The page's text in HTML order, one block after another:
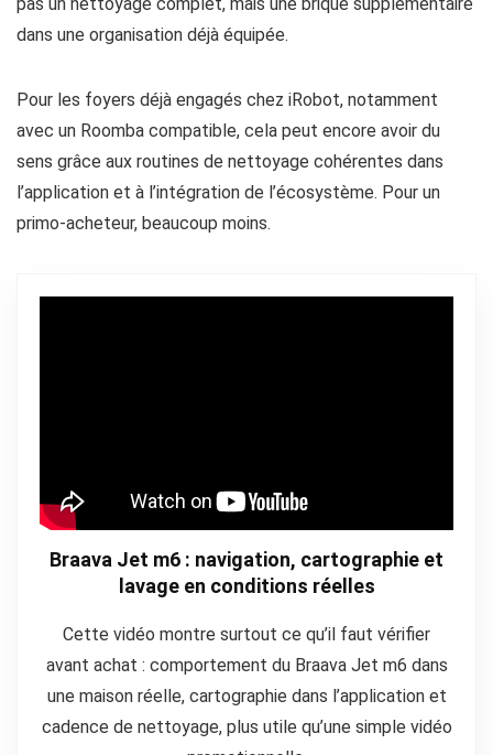
dans une organisation déjà équipée.
Pour les foyers déjà engagés chez iRobot, notamment
avec un Roomba compatible, cela peut encore avoir du
sens grâce aux routines de nettoyage cohérentes dans
l’application et à l’intégration de l’écosystème. Pour un
primo-acheteur, beaucoup moins.
Braava Jet m6 : navigation, cartographie et
lavage en conditions réelles
Cette vidéo montre surtout ce qu’il faut vérifier
avant achat : comportement du Braava Jet m6 dans
une maison réelle, cartographie dans l’application et
cadence de nettoyage, plus utile qu’une simple vidéo